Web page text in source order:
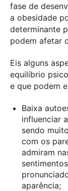
fase de
a obesidade
determinante
podem afetar
Eis alguns
equilíbrio
e que podem
Baixa
influenciar
sendo
com os
admiram
aparência;